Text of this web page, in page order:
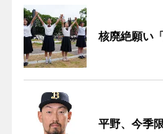
核廃絶願い
平野、今季